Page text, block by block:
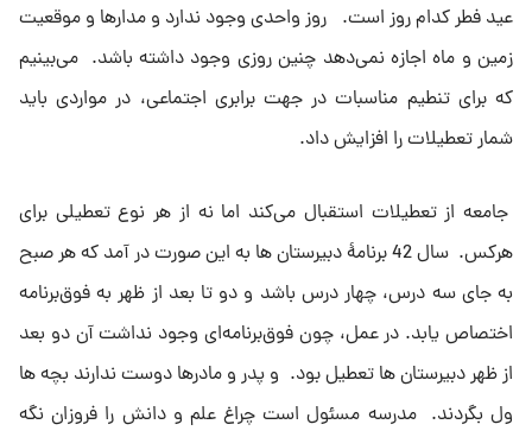
عید فطر کدام روز است. روز واحدى وجود ندارد و مدارها و موقعیت
زمین و ماه اجازه نمى‌دهد چنین روزى وجود داشته باشد. مى‌بینیم
که براى تنطیم مناسبات در جهت برابرى اجتماعى، در مواردى باید
شمار تعطیلات را افزایش داد.
جامعه از تعطیلات استقبال مى‌کند اما نه از هر نوع تعطیلى براى
هرکس. سال 42 برنامۀ‌ دبیرستان ها به این صورت در آمد که هر صبح
به جاى سه درس، چهار درس باشد و دو تا بعد از ظهر به فوق‌برنامه
اختصاص یابد. در عمل، چون فوق‌برنامه‌اى وجود نداشت آن دو بعد
از ظهر دبیرستان ها تعطیل بود. و پدر و مادرها دوست ندارند بچه ها
ول بگردند. مدرسه مسئول است چراغ علم و دانش را فروزان نگه